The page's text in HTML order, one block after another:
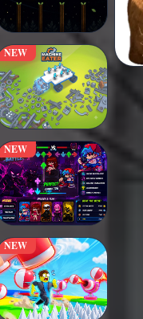
NEW
NEW
NEW